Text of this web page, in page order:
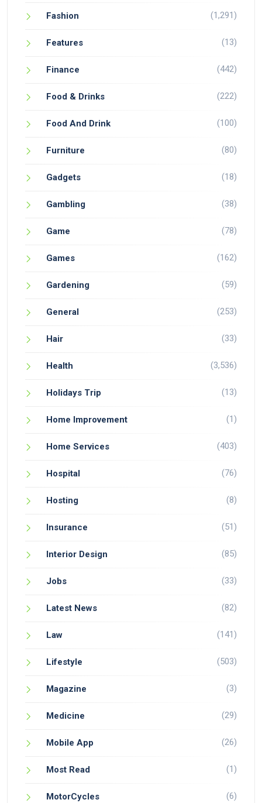
Fashion (1,291)
Features (13)
Finance (442)
Food & Drinks (222)
Food And Drink (100)
Furniture (80)
Gadgets (18)
Gambling (38)
Game (78)
Games (162)
Gardening (59)
General (253)
Hair (33)
Health (3,536)
Holidays Trip (13)
Home Improvement (1)
Home Services (403)
Hospital (76)
Hosting (8)
Insurance (51)
Interior Design (85)
Jobs (33)
Latest News (82)
Law (141)
Lifestyle (503)
Magazine (3)
Medicine (29)
Mobile App (26)
Most Read (1)
MotorCycles (6)